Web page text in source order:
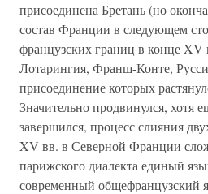
присоединена Бретань (но
состав Франции в следующем
французских границ в конце XV
Лотарингия, Франш-Конте,
присоединение которых
Значительно продвинулся, хотя
завершился, процесс слияния
XV вв. в Северной Франции
парижского диалекта единый
современный общефранцузский